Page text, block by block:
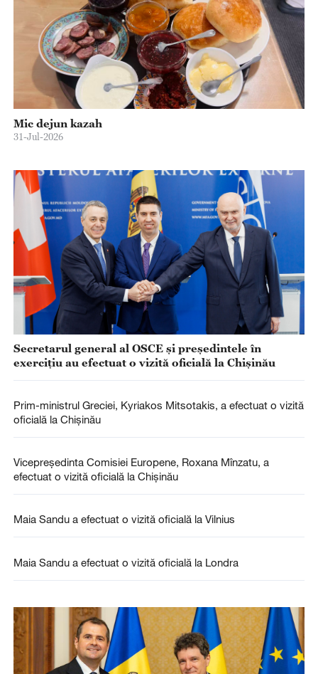
Mic dejun kazah
31-Jul-2026
Secretarul general al OSCE și președintele în
exercițiu au efectuat o vizită oficială la Chișinău
Prim-ministrul Greciei, Kyriakos Mitsotakis, a efectuat o vizită
oficială la Chișinău
Vicepreședinta Comisiei Europene, Roxana Mînzatu, a
efectuat o vizită oficială la Chișinău
Maia Sandu a efectuat o vizită oficială la Vilnius
Maia Sandu a efectuat o vizită oficială la Londra